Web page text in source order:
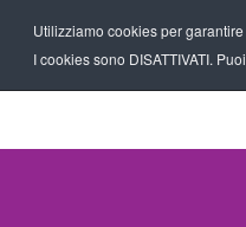
Utilizziamo cookies per
I cookies sono DISATTIVATI.